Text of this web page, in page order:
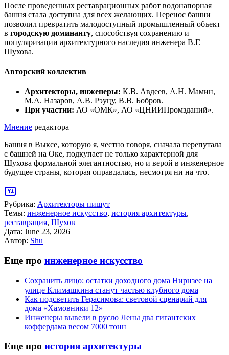
После проведенных реставрационных работ водонапорная
башня стала доступна для всех желающих. Перенос башни
позволил превратить малодоступный промышленный объект
в городскую доминанту, способствуя сохранению и
популяризации архитектурного наследия инженера В.Г.
Шухова.
Авторский коллектив
Архитекторы, инженеры: К.В. Авдеев, А.Н. Мамин,
М.А. Назаров, А.В. Рэуцу, В.В. Бобров.
При участии: АО «ОМК», АО «ЦНИИПромзданий».
Мнение редактора
Башня в Выксе, которую я, честно говоря, сначала перепутала
с башней на Оке, подкупает не только характерной для
Шухова формальной элегантностью, но и верой в инженерное
будущее страны, которая оправдалась, несмотря ни на что.
Рубрика: Архитекторы пишут
Темы: инженерное искусство, история архитектуры,
реставрация, Шухов
Дата: June 23, 2026
Автор: Shu
Еще про инженерное искусство
Сохранить лицо: остатки доходного дома Нирнзее на
улице Климашкина станут частью клубного дома
Как подсветить Герасимова: световой сценарий для
дома «Хамовники 12»
Инженеры вывели в русло Лены два гигантских
коффердама весом 7000 тонн
Еще про история архитектуры